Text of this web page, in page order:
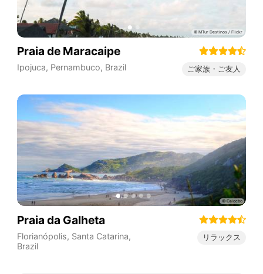
Praia de Maracaipe
Ipojuca, Pernambuco, Brazil ご家族・ご友人
Praia da Galheta
Florianópolis, Santa Catarina,
Brazil
リラックス